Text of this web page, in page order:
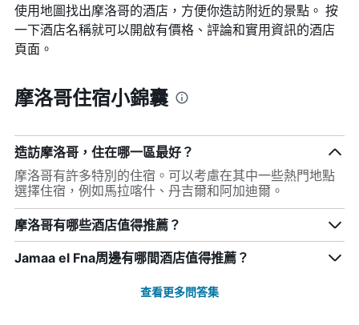
使用地圖找出摩洛哥​的酒店，方便你造訪附近的景點。 按
一下酒店名稱就可以開啟有價格、評論和實用資訊的酒店
頁面。
摩洛哥住宿小錦囊
造訪摩洛哥，住在哪一區最好？
摩洛哥有許多特別的住宿。可以考慮在其中一些熱門地點
選擇住宿，例如馬拉喀什、丹吉爾和阿加迪爾。
摩洛哥有哪些酒店值得推薦？
Jamaa el Fna周邊有哪間酒店值得推薦？
查看更多問答集